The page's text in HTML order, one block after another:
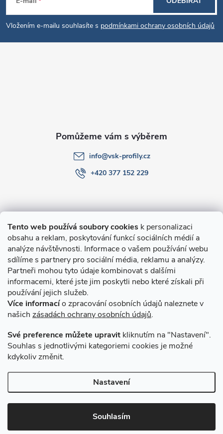
Tento web používá soubory cookies k personalizaci
obsahu a reklam, poskytování funkcí sociálních médií a
analýze návštěvnosti. Informace o vašem používání webu
sdílíme s partnery pro sociální média, reklamu a analýzy.
Partneři mohou tyto údaje kombinovat s dalšími
informacemi, které jste jim poskytli nebo které získali při
používání jejich služeb.
Více informacío zpracování osobních údajů naleznete v
našich zásadách ochrany osobních údajů.
Své preference můžete upravit kliknutím na "Nastavení".
Souhlas s jednotlivými kategoriemi cookies je možné
kdykoliv změnit.
Nastavení
Souhlasím
á
p
Vložením e-mailu souhlasíte s podmínkami ochrany osobních údajů
O nákupu
Novinky v programu Alusic
Archiv
info@vsk-profily.cz
+420 377 152 229
Způsoby dopravy
Copyright 2026VSK Profily. Všechna práva vyhrazena.